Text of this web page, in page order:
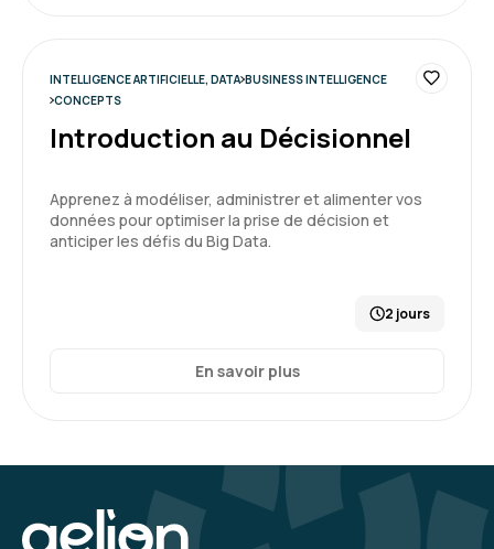
INTELLIGENCE ARTIFICIELLE, DATA BUSINESS INTELLIGENCE
CONCEPTS
Introduction au Décisionnel
Apprenez à modéliser, administrer et alimenter vos
données pour optimiser la prise de décision et
anticiper les défis du Big Data.
2 jours
En savoir plus